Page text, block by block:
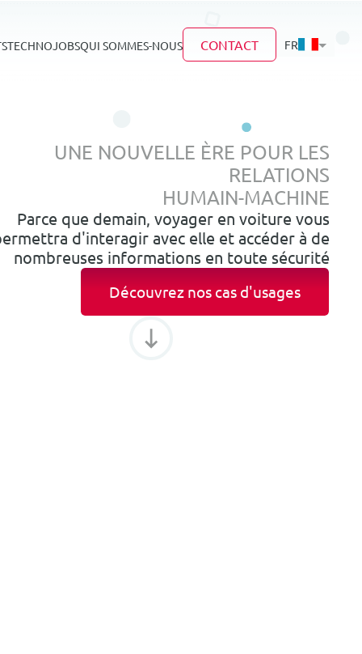
TECHNO JOBSQUI SOMMES-NOUS CONTACT FR
UNE NOUVELLE ÈRE POUR LES
RELATIONS
HUMAIN-MACHINE
Parce que demain, voyager en voiture vous
d'interagir avec elle et accéder à de
nombreuses informations en toute sécurité
Découvrez nos cas d'usages